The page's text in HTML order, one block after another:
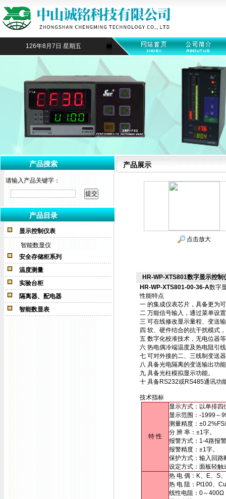
126年8月7日 星期五
产品搜索
请输入产品关键字：
产品目录
显示控制仪表
智能数显仪
安全存储柜系列
温度测量
实验台柜
隔离器、配电器
智能数显表
产品展示
点击放大
HR-WP-XTS801数字显示控
HR-WP-XTS801-00-36-A数字
性能特点
一 的集成仪表芯片，具备更为
二 万能信号输入，通过菜单设
三 可在线修改显示量程、变送
四 软、硬件结合的抗干扰模式
五 数字化校准技术，无电位器
六 热电偶冷端温度及热电阻引
七 可对外接的二、三线制变送
八 具备光电隔离的变送输出功
九 具备光柱模拟显示功能。
十 具备RS232或RS485通讯功
技术指标
特 性
显示方式：以单排
显示范围：-1999～
测量精度：
分 辨 率：±1字。
报警方式：1-4路报
报警精度：±1字。
保护方式：输入回路
设定方式：面板轻触
热 电 偶：K、E、S
热 电 阻：Pt100、
线性电阻：0～400Ω